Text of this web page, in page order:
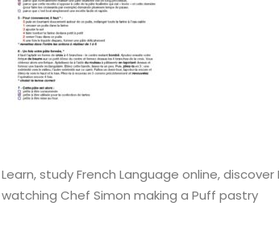
Learn, study French Language online,
watching Chef Simon making a Puff pastry